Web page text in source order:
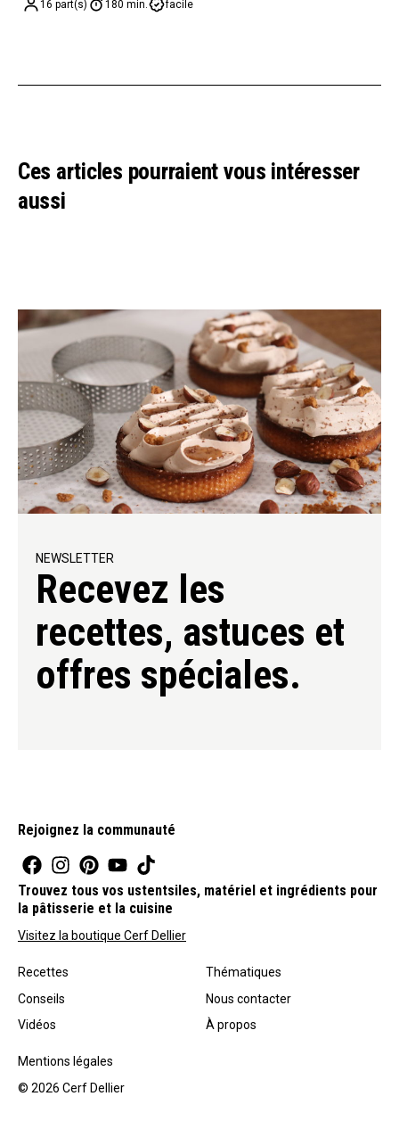
16 part(s) 180 min. facile
Ces articles pourraient vous intéresser
aussi
NEWSLETTER
Recevez les
recettes, astuces et
offres spéciales.
Rejoignez la communauté
Trouvez tous vos ustentsiles, matériel et ingrédients pour
la pâtisserie et la cuisine
Visitez la boutique Cerf Dellier
Recettes
Conseils
Vidéos
Thématiques
Nous contacter
À propos
Mentions légales
© 2026 Cerf Dellier